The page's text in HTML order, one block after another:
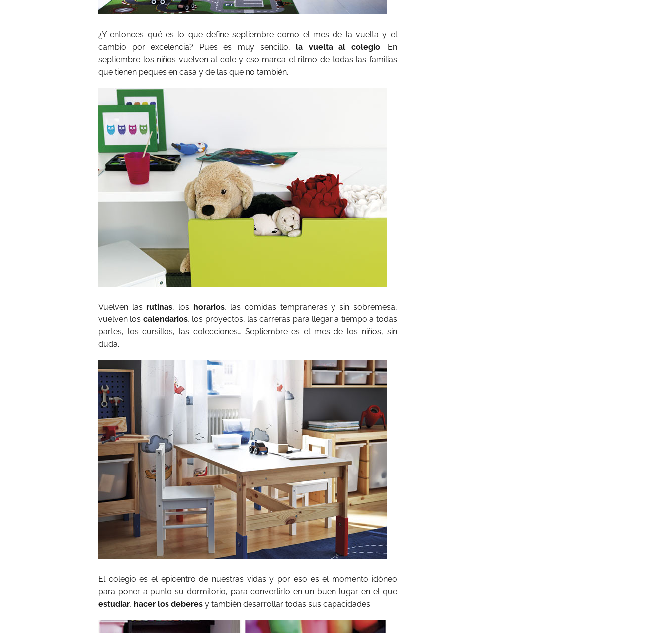
¿Y entonces qué es lo que define septiembre como el mes de la vuelta y el
cambio por excelencia? Pues es muy sencillo, la vuelta al colegio. En
septiembre los niños vuelven al cole y eso marca el ritmo de todas las familias
que tienen peques en casa y de las que no también.
Vuelven las rutinas, los horarios, las comidas tempraneras y sin sobremesa,
vuelven los calendarios, los proyectos, las carreras para llegar a tiempo a todas
partes, los cursillos, las colecciones… Septiembre es el mes de los niños, sin
duda.
El colegio es el epicentro de nuestras vidas y por eso es el momento idóneo
para poner a punto su dormitorio, para convertirlo en un buen lugar en el que
estudiar, hacer los deberes y también desarrollar todas sus capacidades.